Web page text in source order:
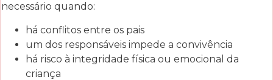
necessário quando:
há conflitos entre os pais
um dos responsáveis impede a convivência
há risco à integridade física ou emocional da
criança